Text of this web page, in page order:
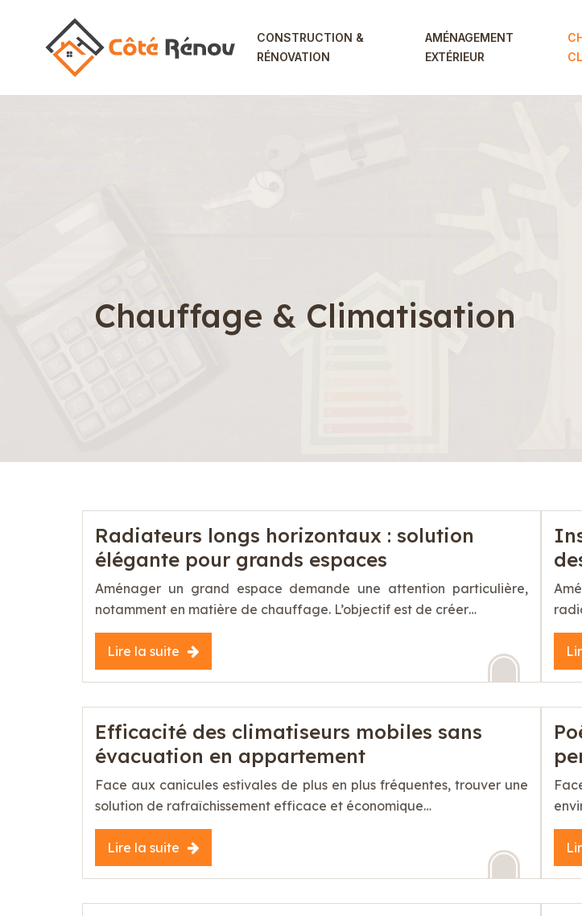
CONSTRUCTION &
RÉNOVATION
AMÉNAGEMENT
EXTÉRIEUR
Chauffage & Climatisation
Radiateurs longs horizontaux : solution
élégante pour grands espaces
Aménager un grand espace demande une attention particulière,
notamment en matière de chauffage. L’objectif est de créer…
Lire la suite
Efficacité des climatiseurs mobiles sans
évacuation en appartement
Face aux canicules estivales de plus en plus fréquentes, trouver une
solution de rafraîchissement efficace et économique…
Lire la suite